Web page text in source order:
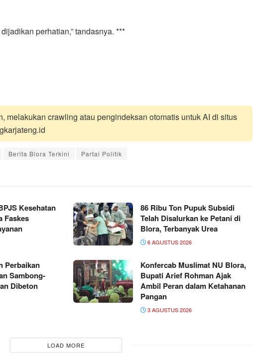
perhatian,” tandasnya. ***
melakukan crawling atau pengindeksan otomatis untuk AI di situs
Berita Blora Terkini Partai Politik
Kesehatan
Faskes
86 Ribu Ton Pupuk Subsidi
Telah Disalurkan ke Petani di
Blora, Terbanyak Urea
6 AGUSTUS 2026
Perbaikan
Sambong-
Dibeton
Konfercab Muslimat NU Blora,
Bupati Arief Rohman Ajak
Ambil Peran dalam Ketahanan
Pangan
3 AGUSTUS 2026
LOAD MORE